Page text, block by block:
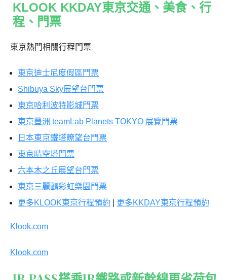
KLOOK KKDAY東京交通、美食、行
程、門票
東京熱門相關行程門票
東京迪士尼度假區門票
Shibuya Sky展望台門票
東京哈利波特影城門票
東京豐洲 teamLab Planets TOKYO 展覽門票
日本東京鐵塔瞭望台門票
東京晴空塔門票
六本木之丘展望台門票
東京三麗鷗彩虹樂園門票
更多KLOOK東京行程預約
更多KKDAY東京行程預約
Klook.com
Klook.com